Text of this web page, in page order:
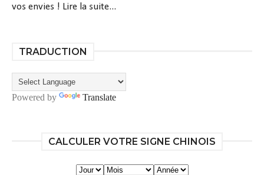
vos envies ! Lire la suite...
TRADUCTION
Powered by Translate
CALCULER VOTRE SIGNE CHINOIS